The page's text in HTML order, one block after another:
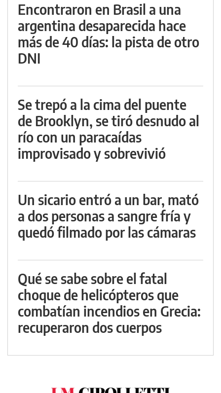
Encontraron en Brasil a una
argentina desaparecida hace
más de 40 días: la pista de otro
DNI
Se trepó a la cima del puente
de Brooklyn, se tiró desnudo al
río con un paracaídas
improvisado y sobrevivió
Un sicario entró a un bar, mató
a dos personas a sangre fría y
quedó filmado por las cámaras
Qué se sabe sobre el fatal
choque de helicópteros que
combatían incendios en Grecia:
recuperaron dos cuerpos